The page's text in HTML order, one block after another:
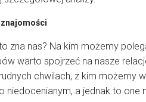
zna nas? Na kim możemy
warto spojrzeć na nasze
chwilach, z kim możemy
niedocenianym, a jednak to